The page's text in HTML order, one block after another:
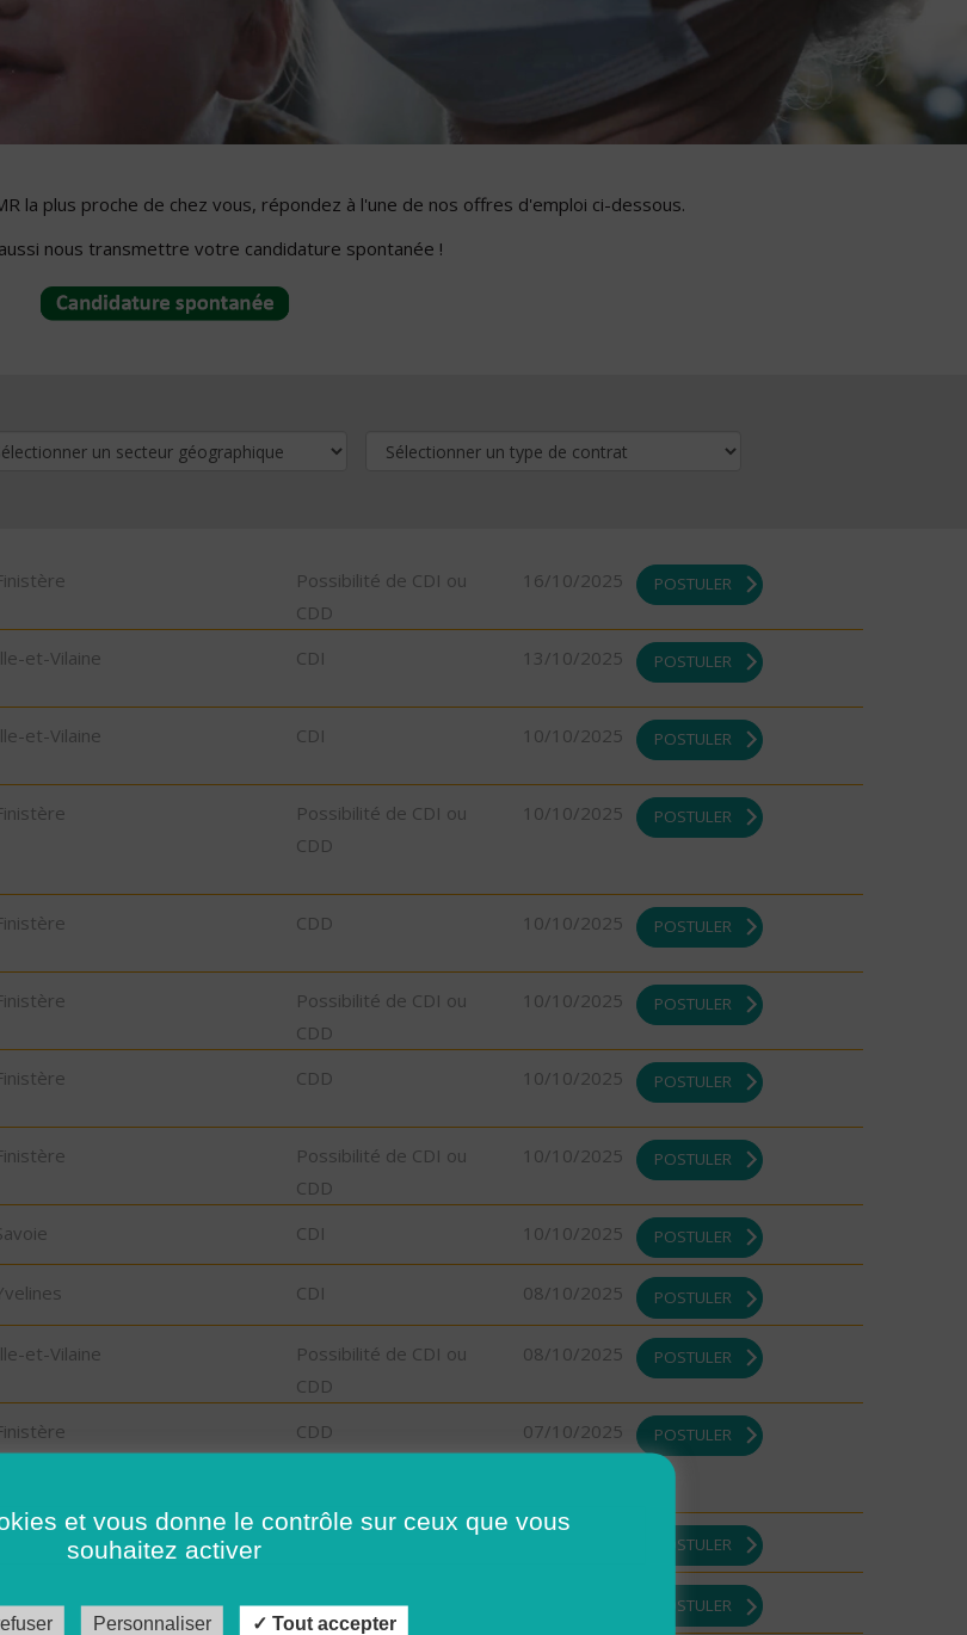
la plus proche de chez vous, répondez à l'une de nos offres d'emploi ci-dessous.
nous transmettre votre candidature spontanée !
Possibilité de CDI ou
CDD
16/10/2025 POSTULER
et-Vilaine CDI 13/10/2025 POSTULER
et-Vilaine CDI 10/10/2025 POSTULER
Possibilité de CDI ou
CDD
10/10/2025 POSTULER
CDD 10/10/2025 POSTULER
Possibilité de CDI ou
CDD
10/10/2025 POSTULER
CDD 10/10/2025 POSTULER
Possibilité de CDI ou
CDD
10/10/2025 POSTULER
CDI 10/10/2025 POSTULER
CDI 08/10/2025 POSTULER
et-Vilaine
Possibilité de CDI ou
CDD
08/10/2025 POSTULER
CDD 07/10/2025 POSTULER
et-Vilaine POSTULER
CDI POSTULER
et vous donne le contrôle sur ceux que vous
souhaitez activer
Personnaliser Tout accepter